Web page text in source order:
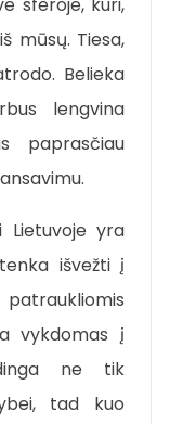
mūsų. Tiesa,
Belieka
lengvina
Lietuvoje yra
išvežti į
vykdomas į
ne tik
tad kuo